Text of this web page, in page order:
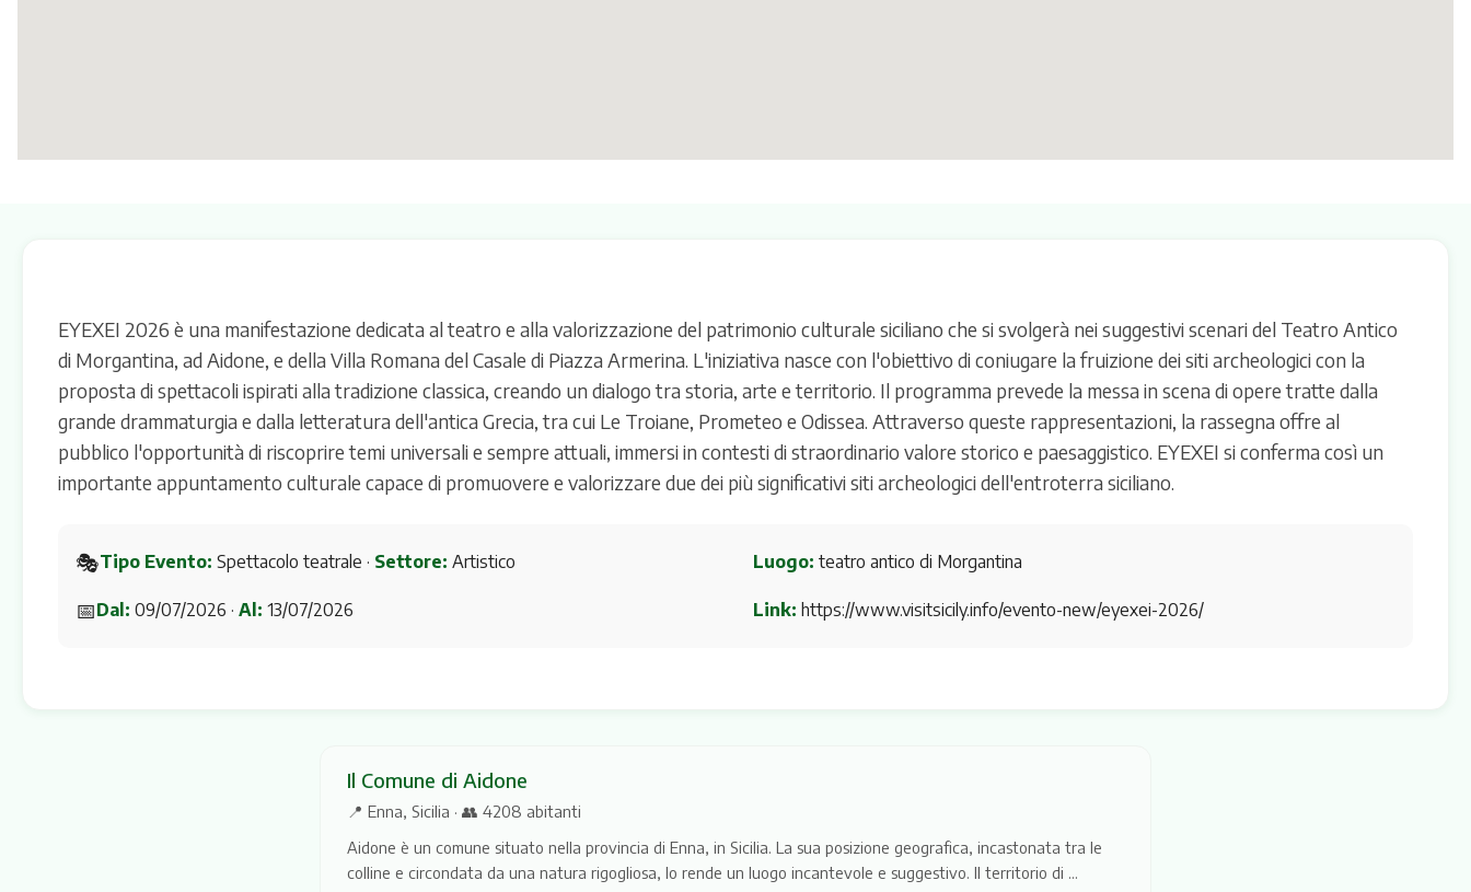
EYEXEI 2026 è una manifestazione dedicata al teatro e alla valorizzazione del patrimonio culturale siciliano che si svolgerà nei suggestivi scenari del Teatro Antico
di Morgantina, ad Aidone, e della Villa Romana del Casale di Piazza Armerina. L'iniziativa nasce con l'obiettivo di coniugare la fruizione dei siti archeologici con la
proposta di spettacoli ispirati alla tradizione classica, creando un dialogo tra storia, arte e territorio. Il programma prevede la messa in scena di opere tratte dalla
grande drammaturgia e dalla letteratura dell'antica Grecia, tra cui Le Troiane, Prometeo e Odissea. Attraverso queste rappresentazioni, la rassegna offre al
pubblico l'opportunità di riscoprire temi universali e sempre attuali, immersi in contesti di straordinario valore storico e paesaggistico. EYEXEI si conferma così un
importante appuntamento culturale capace di promuovere e valorizzare due dei più significativi siti archeologici dell'entroterra siciliano.
🎭Tipo Evento: Spettacolo teatrale · Settore: Artistico Luogo: teatro antico di Morgantina
📅Dal: 09/07/2026 ·Al: 13/07/2026 Link: https://www.visitsicily.info/evento-new/eyexei-2026/
Il Comune di Aidone
📍 Enna, Sicilia · 👥 4208 abitanti
Aidone è un comune situato nella provincia di Enna, in Sicilia. La sua posizione geografica, incastonata tra le
colline e circondata da una natura rigogliosa, lo rende un luogo incantevole e suggestivo. Il territorio di ...